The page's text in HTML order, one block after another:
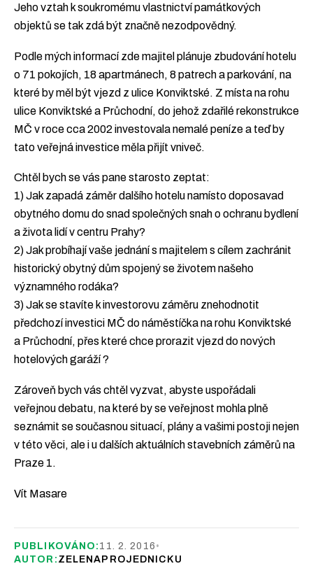
Jeho vztah k soukromému vlastnictví památkových
objektů se tak zdá být značně nezodpovědný.
Podle mých informací zde majitel plánuje zbudování hotelu
o 71 pokojích, 18 apartmánech, 8 patrech a parkování, na
které by měl být vjezd z ulice Konviktské. Z místa na rohu
ulice Konviktské a Průchodní, do jehož zdařilé rekonstrukce
MČ v roce cca 2002 investovala nemalé peníze a teď by
tato veřejná investice měla přijít vniveč.
Chtěl bych se vás pane starosto zeptat:
1) Jak zapadá záměr dalšího hotelu namísto doposavad
obytného domu do snad společných snah o ochranu bydlení
a života lidí v centru Prahy?
2) Jak probíhají vaše jednání s majitelem s cílem zachránit
historický obytný dům spojený se životem našeho
významného rodáka?
3) Jak se stavíte k investorovu záměru znehodnotit
předchozí investici MČ do náměstíčka na rohu Konviktské
a Průchodní, přes které chce prorazit vjezd do nových
hotelových garáží ?
Zároveň bych vás chtěl vyzvat, abyste uspořádali
veřejnou debatu, na které by se veřejnost mohla plně
seznámit se současnou situací, plány a vašimi postoji nejen
v této věci, ale i u dalších aktuálních stavebních záměrů na
Praze 1.
Vít Masare
PUBLIKOVÁNO: 11. 2. 2016 •
AUTOR: ZELENAPROJEDNICKU